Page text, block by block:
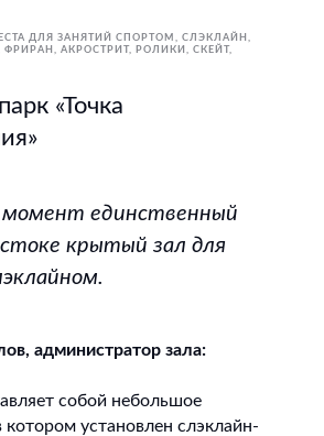
ДЛЯ ЗАНЯТИЙ СПОРТОМ
СЛЭКЛАЙН
ФРИРАН, АКРОСТРИТ
РОЛИКИ
СКЕЙТ,
«Точка
единственный
крытый зал для
администратор зала:
собой небольшое
установлен слэклайн-